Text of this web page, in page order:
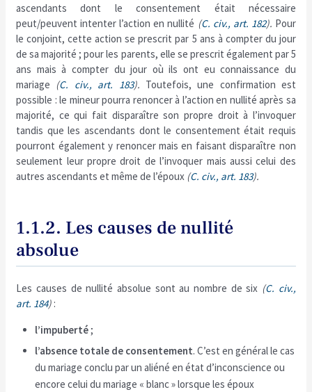
ascendants dont le consentement était nécessaire
peut/peuvent intenter l’action en nullité (C. civ., art. 182). Pour
le conjoint, cette action se prescrit par 5 ans à compter du jour
de sa majorité ; pour les parents, elle se prescrit également par 5
ans mais à compter du jour où ils ont eu connaissance du
mariage (C. civ., art. 183). Toutefois, une confirmation est
possible : le mineur pourra renoncer à l’action en nullité après sa
majorité, ce qui fait disparaître son propre droit à l’invoquer
tandis que les ascendants dont le consentement était requis
pourront également y renoncer mais en faisant disparaître non
seulement leur propre droit de l’invoquer mais aussi celui des
autres ascendants et même de l’époux (C. civ., art. 183).
1.1.2. Les causes de nullité
absolue
Les causes de nullité absolue sont au nombre de six (C. civ.,
art. 184) :
l’impuberté;
l’absence totale de consentement. C’est en général le cas
du mariage conclu par un aliéné en état d’inconscience ou
encore celui du mariage « blanc » lorsque les époux